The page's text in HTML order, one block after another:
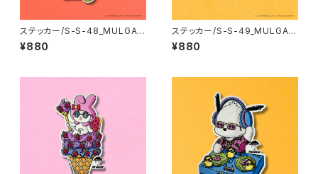
ステッカー/S-S-48_MULGA x
SANRIO CHARACTERS_Po
mpompurin
¥880
ステッカー/S-S-49_MULGA x
SANRIO CHARACTERS_Cin
namoroll
¥880